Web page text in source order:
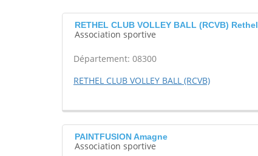
RETHEL CLUB VOLLEY BALL (RCVB) Rethel
Association sportive
Département: 08300
RETHEL CLUB VOLLEY BALL (RCVB)
PAINTFUSION Amagne
Association sportive